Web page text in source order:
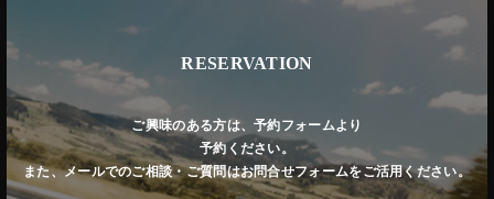
RESERVATION
ご興味のある方は、予約フォームより
予約ください。
また、メールでのご相談・ご質問はお問合せフォームをご活用ください。